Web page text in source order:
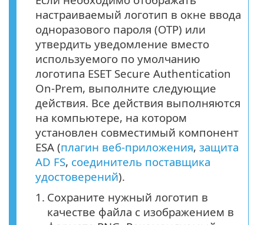
настраиваемый логотип в окне ввода
одноразового пароля (OTP) или
утвердить уведомление вместо
используемого по умолчанию
логотипа ESET Secure Authentication
On-Prem, выполните следующие
действия. Все действия выполняются
на компьютере, на котором
установлен совместимый компонент
ESA (плагин веб-приложения, защита
AD FS, соединитель поставщика
удостоверений).
1. Сохраните нужный логотип в
качестве файла с изображением в